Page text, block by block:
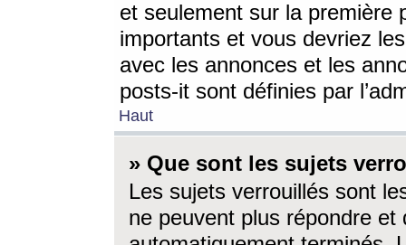
et seulement sur la première
importants et vous devriez
avec les annonces et les
posts-it sont définies par
Haut
» Que sont les sujets
Les sujets verrouillés sont
ne peuvent plus répondre